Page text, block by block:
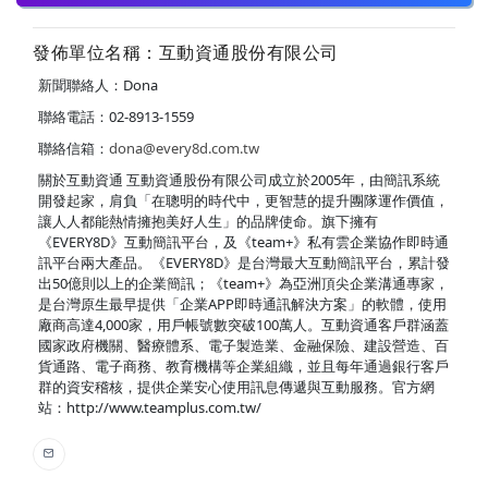
發佈單位名稱：互動資通股份有限公司
新聞聯絡人：Dona
聯絡電話：02-8913-1559
聯絡信箱： dona@every8d.com.tw
關於互動資通 互動資通股份有限公司成立於2005年，由簡訊系統
開發起家，肩負「在聰明的時代中，更智慧的提升團隊運作價值，
讓人人都能熱情擁抱美好人生」的品牌使命。旗下擁有
《EVERY8D》互動簡訊平台，及《team+》私有雲企業協作即時通
訊平台兩大產品。《EVERY8D》是台灣最大互動簡訊平台，累計發
出50億則以上的企業簡訊；《team+》為亞洲頂尖企業溝通專家，
是台灣原生最早提供「企業APP即時通訊解決方案」的軟體，使用
廠商高達4,000家，用戶帳號數突破100萬人。互動資通客戶群涵蓋
國家政府機關、醫療體系、電子製造業、金融保險、建設營造、百
貨通路、電子商務、教育機構等企業組織，並且每年通過銀行客戶
群的資安稽核，提供企業安心使用訊息傳遞與互動服務。官方網
站：http://www.teamplus.com.tw/